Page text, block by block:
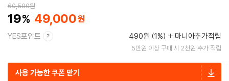
60,500원
19 49,000
YES포인트 490원 (1%) 마니아추가적립
5만원 이상 구매 시 2천원 추가 적립
사용 가능한 쿠폰 받기